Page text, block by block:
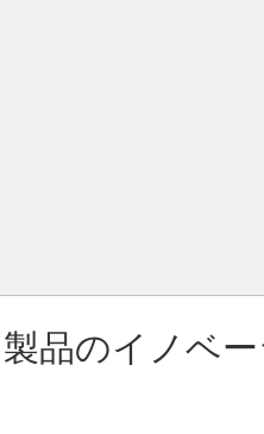
品のイノベ